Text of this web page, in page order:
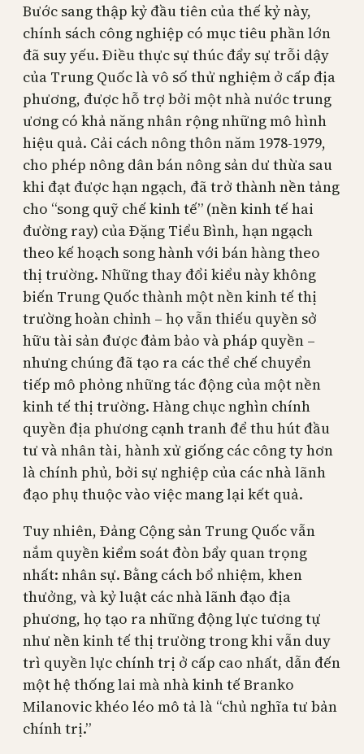
Bước sang thập kỷ đầu tiên của thế kỷ này,
chính sách công nghiệp có mục tiêu phần lớn
đã suy yếu. Điều thực sự thúc đẩy sự trỗi dậy
của Trung Quốc là vô số thử nghiệm ở cấp địa
phương, được hỗ trợ bởi một nhà nước trung
ương có khả năng nhân rộng những mô hình
hiệu quả. Cải cách nông thôn năm 1978-1979,
cho phép nông dân bán nông sản dư thừa sau
khi đạt được hạn ngạch, đã trở thành nền tảng
cho “song quỹ chế kinh tế” (nền kinh tế hai
đường ray) của Đặng Tiểu Bình, hạn ngạch
theo kế hoạch song hành với bán hàng theo
thị trường. Những thay đổi kiểu này không
biến Trung Quốc thành một nền kinh tế thị
trường hoàn chỉnh – họ vẫn thiếu quyền sở
hữu tài sản được đảm bảo và pháp quyền –
nhưng chúng đã tạo ra các thể chế chuyển
tiếp mô phỏng những tác động của một nền
kinh tế thị trường. Hàng chục nghìn chính
quyền địa phương cạnh tranh để thu hút đầu
tư và nhân tài, hành xử giống các công ty hơn
là chính phủ, bởi sự nghiệp của các nhà lãnh
đạo phụ thuộc vào việc mang lại kết quả.
Tuy nhiên, Đảng Cộng sản Trung Quốc vẫn
nắm quyền kiểm soát đòn bẩy quan trọng
nhất: nhân sự. Bằng cách bổ nhiệm, khen
thưởng, và kỷ luật các nhà lãnh đạo địa
phương, họ tạo ra những động lực tương tự
như nền kinh tế thị trường trong khi vẫn duy
trì quyền lực chính trị ở cấp cao nhất, dẫn đến
một hệ thống lai mà nhà kinh tế Branko
Milanovic khéo léo mô tả là “chủ nghĩa tư bản
chính trị.”